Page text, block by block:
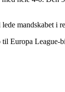
mandskabet i
Europa League-